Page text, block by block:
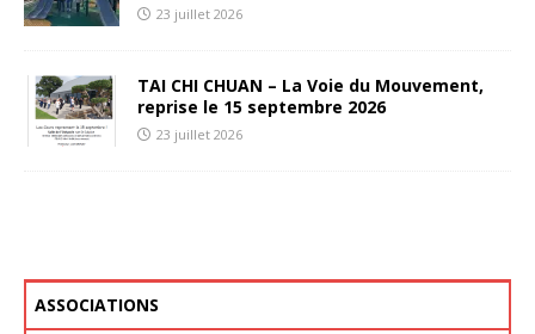
23 juillet 2026
TAI CHI CHUAN – La Voie du Mouvement,
reprise le 15 septembre 2026
23 juillet 2026
ASSOCIATIONS